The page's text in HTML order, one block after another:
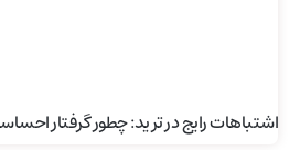
اشتباهات رایج در ترید: چطور گرفتار